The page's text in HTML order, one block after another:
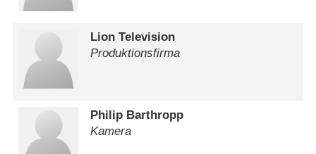
Lion Television
Produktionsfirma
Philip Barthropp
Kamera